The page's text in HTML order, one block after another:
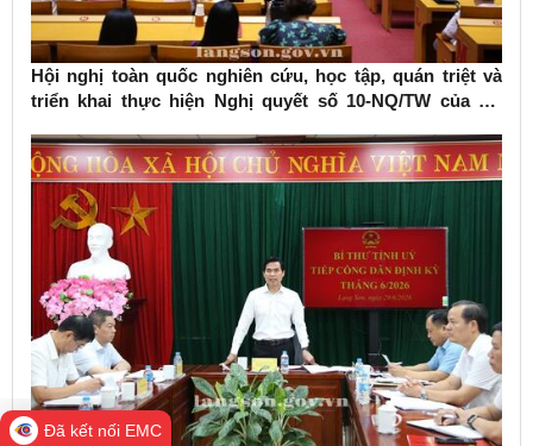
Hội nghị toàn quốc nghiên cứu, học tập, quán triệt và
triển khai thực hiện Nghị quyết số 10-NQ/TW của Bộ
Đã kết nối EMC